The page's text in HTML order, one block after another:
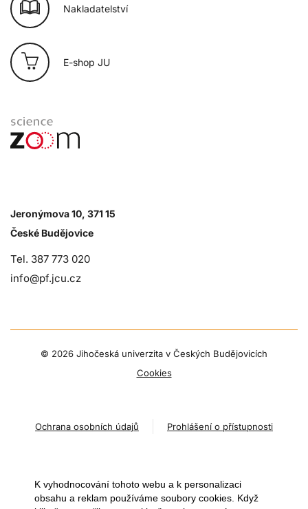
Nakladatelství
E-shop JU
Jeronýmova 10, 371 15
České Budějovice
Tel. 387 773 020
info@pf.jcu.cz
© 2026 Jihočeská univerzita v Českých Budějovicích
Cookies
Ochrana osobních údajů Prohlášení o přístupnosti
K vyhodnocování tohoto webu a k personalizaci
obsahu a reklam používáme soubory cookies. Když